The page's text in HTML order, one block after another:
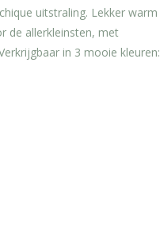
uitstraling. Lekker warm
de allerkleinsten, met
in 3 mooie kleuren: